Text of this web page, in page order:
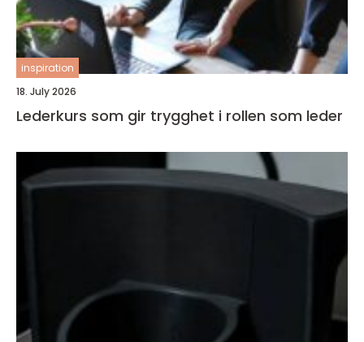
inspiration
18. July 2026
Lederkurs som gir trygghet i rollen som leder